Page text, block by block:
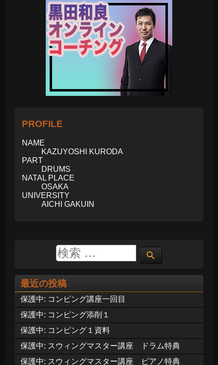
PROFILE
NAME
KAZUYOSHI KURODA
PART
DRUMS
NATAL PLACE
OSAKA
UNIVERSITY
AICHI GAKUIN
最近の投稿
保護中: コンピング講座一回目
保護中: コンピング添削１
保護中: コンピング１資料
保護中: スウィングマスター講座 ドラム特典
保護中: スウィングマスター講座 ピアノ特典